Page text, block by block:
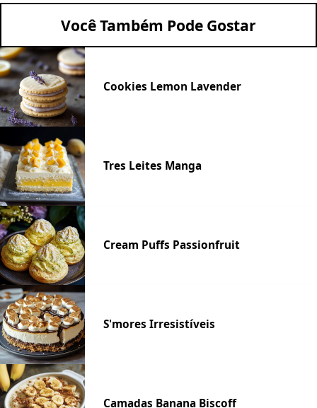
Você Também Pode Gostar
Cookies Lemon Lavender
Tres Leites Manga
Cream Puffs Passionfruit
S'mores Irresistíveis
Camadas Banana Biscoff